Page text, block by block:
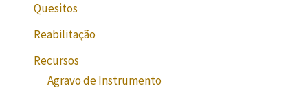
Quesitos
Reabilitação
Recursos
Agravo de Instrumento